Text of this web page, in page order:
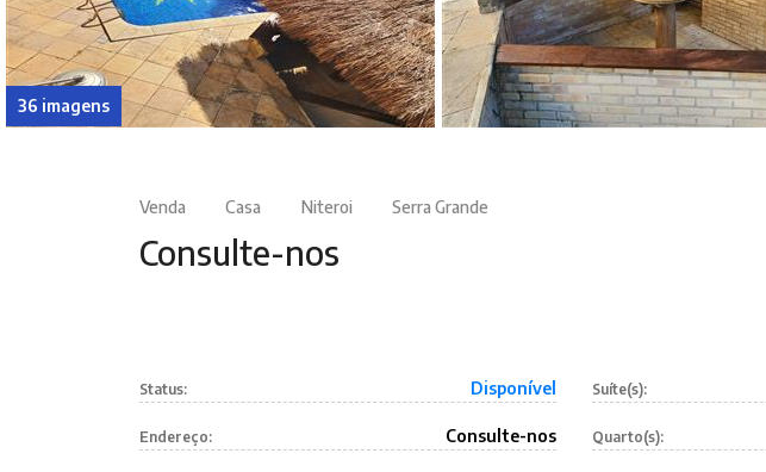
36 imagens
Venda Casa Niteroi Serra Grande
Consulte-nos
Status: Disponível
Endereço: Consulte-nos
Suíte(s):
Quarto(s):